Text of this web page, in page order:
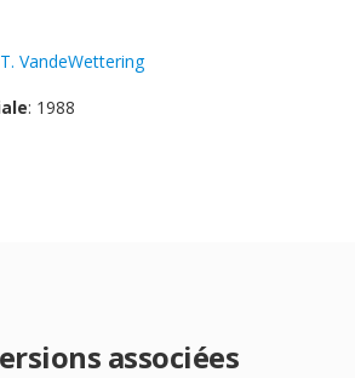
VandeWettering
: 1988
associées